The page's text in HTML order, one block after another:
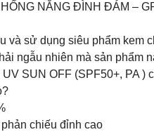
NẮNG ĐÌNH ĐÁM –
và sử dụng siêu phẩm
ngẫu nhiên mà sản phẩm
SUN OFF (SPF50+, PA )
chiếu đỉnh cao